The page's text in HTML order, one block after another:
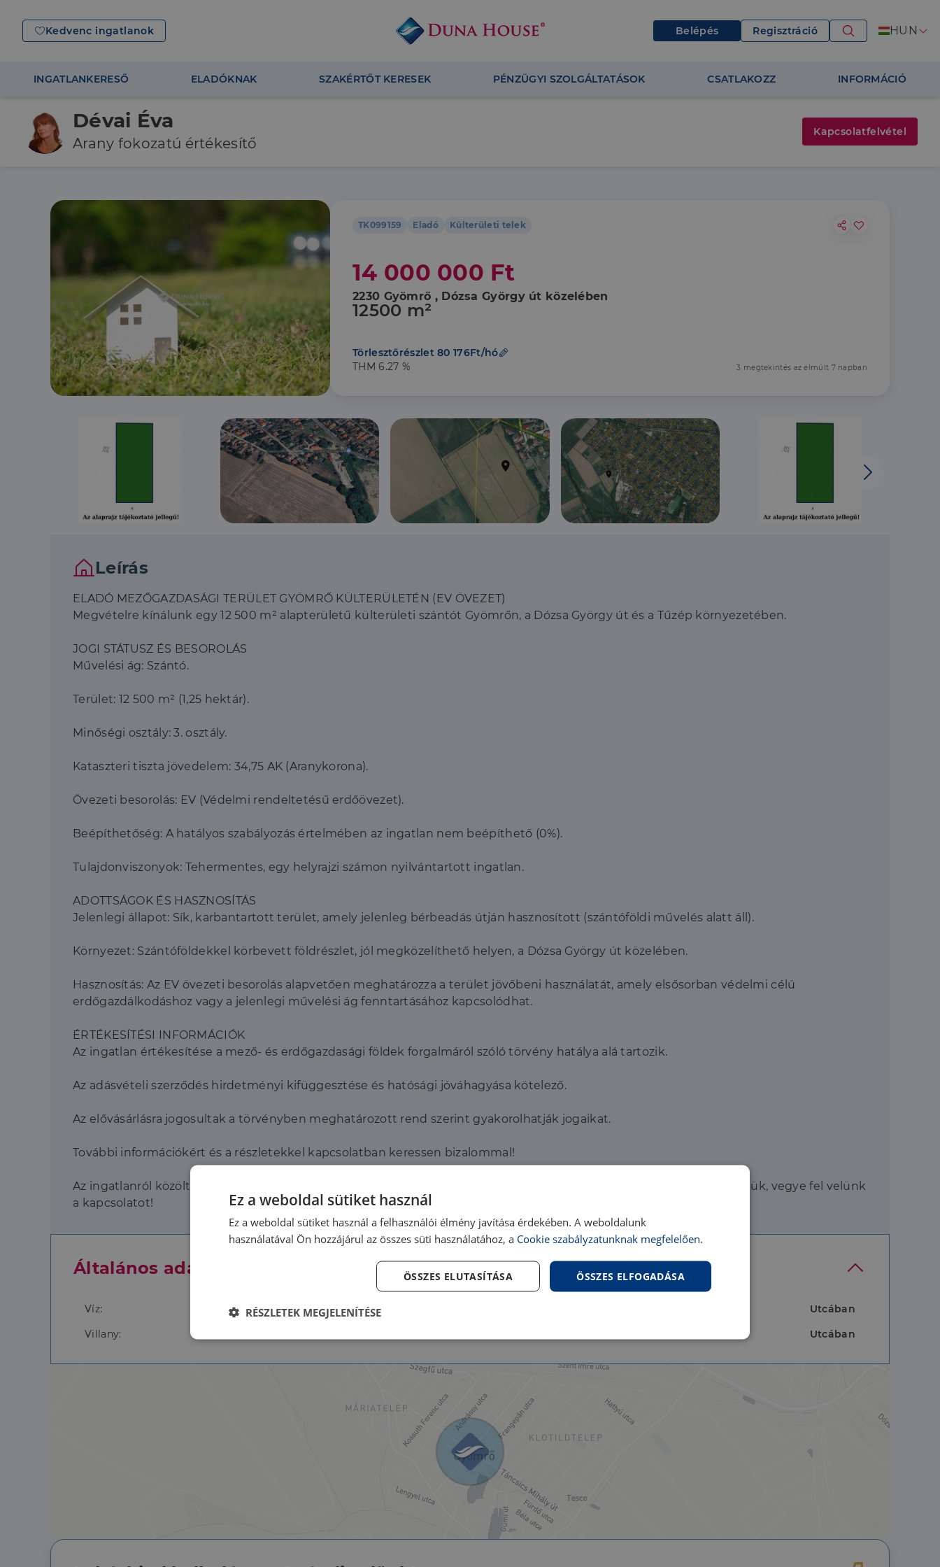
Kedvenc ingatlanok Belépés Regisztráció HUN
INGATLANKERESŐ ELADÓKNAK SZAKÉRTŐT KERESEK PÉNZÜGYI SZOLGÁLTATÁSOK CSATLAKOZZ INFORMÁCIÓ
TK099159 Eladó Külterületi telek
14 000 000 Ft
2230 Gyömrő , Dózsa György út közelében
12500 m²
Törlesztőrészlet 80 176Ft/hó
THM 6.27 %
3 megtekintés az elmúlt 7 napban
Leírás
ELADÓ MEZŐGAZDASÁGI TERÜLET GYÖMRŐ KÜLTERÜLETÉN (EV ÖVEZET)
Megvételre kínálunk egy 12 500 m² alapterületű külterületi szántót Gyömrőn, a Dózsa György út és a Tűzép környezetében.
JOGI STÁTUSZ ÉS BESOROLÁS
Művelési ág: Szántó.
Terület: 12 500 m² (1,25 hektár).
Minőségi osztály: 3. osztály.
Kataszteri tiszta jövedelem: 34,75 AK (Aranykorona).
Övezeti besorolás: EV (Védelmi rendeltetésű erdőövezet).
Beépíthetőség: A hatályos szabályozás értelmében az ingatlan nem beépíthető (0%).
Tulajdonviszonyok: Tehermentes, egy helyrajzi számon nyilvántartott ingatlan.
ADOTTSÁGOK ÉS HASZNOSÍTÁS
Jelenlegi állapot: Sík, karbantartott terület, amely jelenleg bérbeadás útján hasznosított (szántóföldi művelés alatt áll).
Környezet: Szántóföldekkel körbevett földrészlet, jól megközelíthető helyen, a Dózsa György út közelében.
Hasznosítás: Az EV övezeti besorolás alapvetően meghatározza a terület jövőbeni használatát, amely elsősorban védelmi célú
erdőgazdálkodáshoz vagy a jelenlegi művelési ág fenntartásához kapcsolódhat.
ÉRTÉKESÍTÉSI INFORMÁCIÓK
Az ingatlan értékesítése a mező- és erdőgazdasági földek forgalmáról szóló törvény hatálya alá tartozik.
Az adásvételi szerződés hirdetményi kifüggesztése és hatósági jóváhagyása kötelező.
Az elővásárlásra jogosultak a törvényben meghatározott rend szerint gyakorolhatják jogaikat.
További információkért és a részletekkel kapcsolatban keressen bizalommal!
Az ingatlanról közölt adatok tájékoztató jellegűek. A hirdetés nem minősül ajánlattételnek. A pontos részletekért kérjük, vegye fel velünk
a kapcsolatot!
Általános adatok
Víz:
Utcában
Villany:
Utcában
Dévai Éva
Arany fokozatú értékesítő
Kapcsolatfelvétel
Ez a weboldal sütiket használ
Ez a weboldal sütiket használ a felhasználói élmény javítása érdekében. A weboldalunk
használatával Ön hozzájárul az összes süti használatához, a Cookie szabályzatunknak megfelelően.
ÖSSZES ELFOGADÁSA
ÖSSZES ELUTASÍTÁSA
RÉSZLETEK MEGJELENÍTÉSE
Elengedhetetlenül
Teljesítmény Célzás Funkcionalitás
Teljesítmény
Az elengedhetetlenül szükséges sütik lehetővé teszik a webhely alapvető funkcióit, például a felhasználói bejelentkezést és a
fiókkezelést. A weboldal nem használható megfelelően az elengedhetetlenül szükséges sütik nélkül.
li_gc
LinkedIn
5
A cookie-k nem alapvető célokra történő felhasználásához való